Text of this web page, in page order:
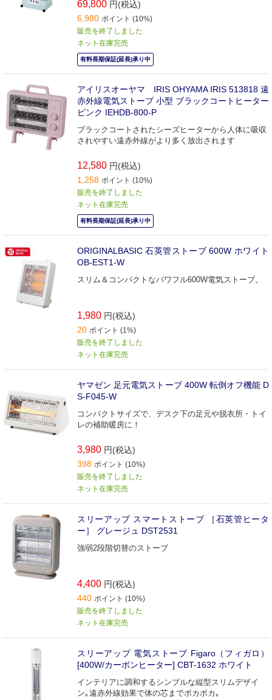
69,800 円(税込)
6,980 ポイント (10%)
販売を終了しました
ネット在庫完売
有料長期保証(延長)承り中
アイリスオーヤマ IRIS OHYAMA IRIS 513818 遠
赤外線電気ストーブ 小型 ブラックコートヒーター
ピンク IEHDB-800-P
ブラックコートされたシーズヒーターから人体に吸収
されやすい遠赤外線がより多く放出されます
12,580 円(税込)
1,258 ポイント (10%)
販売を終了しました
ネット在庫完売
有料長期保証(延長)承り中
ORIGINALBASIC 石英管ストーブ 600W ホワイト
OB-EST1-W
スリム＆コンパクトなパワフル600W電気ストーブ。
1,980 円(税込)
20 ポイント (1%)
販売を終了しました
ネット在庫完売
ヤマゼン 足元電気ストーブ 400W 転倒オフ機能 D
S-F045-W
コンパクトサイズで、デスク下の足元や脱衣所・トイ
レの補助暖房に！
3,980 円(税込)
398 ポイント (10%)
販売を終了しました
ネット在庫完売
スリーアップ スマートストーブ ［石英管ヒータ
ー］ グレージュ DST2531
強弱2段階切替のストーブ
4,400 円(税込)
440 ポイント (10%)
販売を終了しました
ネット在庫完売
スリーアップ 電気ストーブ Figaro（フィガロ）
[400W/カーボンヒーター] CBT-1632 ホワイト
インテリアに調和するシンプルな縦型スリムデザイ
ン｡遠赤外線効果で体の芯までポカポカ｡